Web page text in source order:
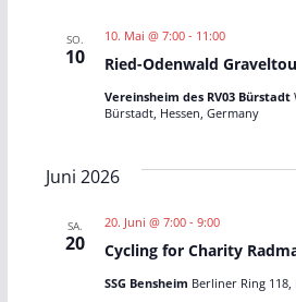
SO.
10 Ried-Odenwald
10. Mai @ 7:00 - 11:00
Vereinsheim des RV03 Bürstadt
Bürstadt, Hessen, Germany
Juni 2026
SA.
20 Cycling for Charity
20. Juni @ 7:00 -9:00
SSG Bensheim Berliner Ring 118,